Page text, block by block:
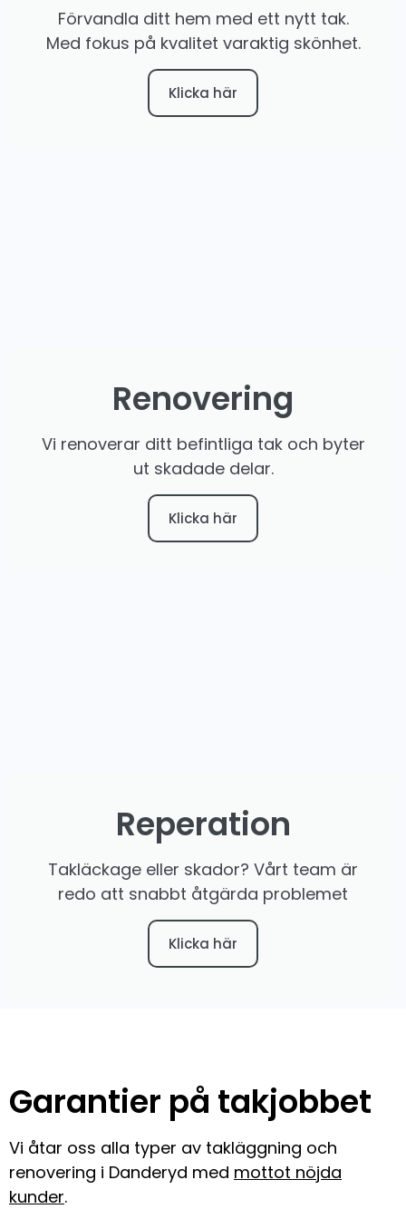
Förvandla ditt hem med ett nytt tak.
Med fokus på kvalitet varaktig skönhet.
Klicka här
Renovering
Vi renoverar ditt befintliga tak och byter
ut skadade delar.
Klicka här
Reperation
Takläckage eller skador? Vårt team är
redo att snabbt åtgärda problemet
Klicka här
Garantier på takjobbet
Vi åtar oss alla typer av takläggning och
renovering i Danderyd med mottot nöjda
kunder.